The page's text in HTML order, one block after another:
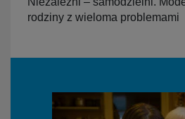
rodziny z wieloma problemami